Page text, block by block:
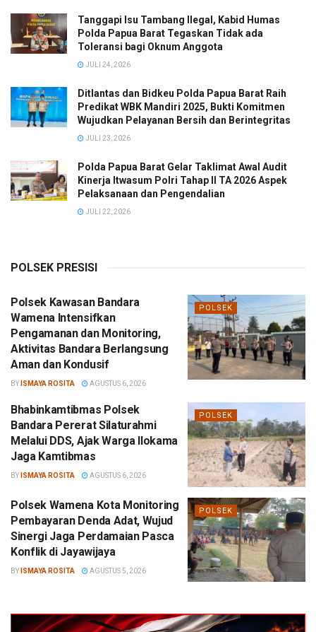
Tanggapi Isu Tambang Ilegal, Kabid Humas
Polda Papua Barat Tegaskan Tidak ada
Toleransi bagi Oknum Anggota
JULI 24, 2026
Ditlantas dan Bidkeu Polda Papua Barat Raih
Predikat WBK Mandiri 2025, Bukti Komitmen
Wujudkan Pelayanan Bersih dan Berintegritas
JULI 23, 2026
Polda Papua Barat Gelar Taklimat Awal Audit
Kinerja Itwasum Polri Tahap II TA 2026 Aspek
Pelaksanaan dan Pengendalian
JULI 22, 2026
POLSEK PRESISI
POLSEK
Polsek Kawasan Bandara
Wamena Intensifkan
Pengamanan dan Monitoring,
Aktivitas Bandara Berlangsung
Aman dan Kondusif
BY ISMAYA ROSITA AGUSTUS 6, 2026
POLSEK
Bhabinkamtibmas Polsek
Bandara Pererat Silaturahmi
Melalui DDS, Ajak Warga Ilokama
Jaga Kamtibmas
BY ISMAYA ROSITA AGUSTUS 6, 2026
POLSEK
Polsek Wamena Kota Monitoring
Pembayaran Denda Adat, Wujud
Sinergi Jaga Perdamaian Pasca
Konflik di Jayawijaya
BY ISMAYA ROSITA AGUSTUS 5, 2026